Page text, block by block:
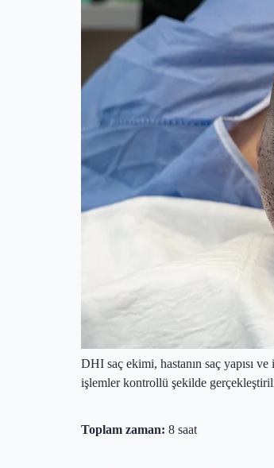
DHI saç ekimi, hastanın saç yapısı
işlemler kontrollü şekilde
Toplam zaman: 8 saat